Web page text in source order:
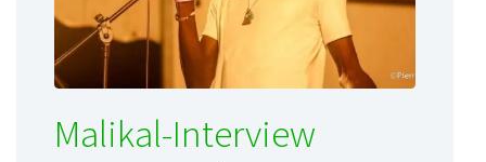
Malikal-Interview